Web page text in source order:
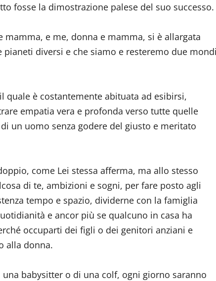
fosse la dimostrazione palese del suo successo.
e me, donna e mamma, si è allargata
diversi e che siamo e resteremo due
quale è costantemente abituata ad esibirsi,
empatia vera e profonda verso tutte quelle
un uomo senza godere del giusto e meritato
come Lei stessa afferma, ma allo stesso
di te, ambizioni e sogni, per fare posto agli
tempo e spazio, dividerne con la famiglia
e ancor più se qualcuno in casa ha
occuparti dei figli o dei genitori anziani e
alla donna.
babysitter o di una colf, ogni giorno saranno